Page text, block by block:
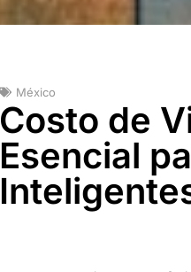
México
Costo de
Esencial